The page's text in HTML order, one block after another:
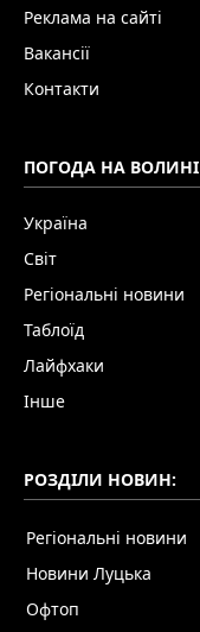
Реклама на сайті
Вакансії
Контакти
ПОГОДА НА ВОЛИНІ
Україна
Світ
Регіональні новини
Таблоїд
Лайфхаки
Інше
РОЗДІЛИ НОВИН:
Регіональні новини
Новини Луцька
Офтоп